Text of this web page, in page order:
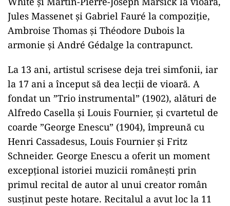
Jules Massenet şi Gabriel Fauré la compoziţie,
Ambroise Thomas şi Théodore Dubois la
armonie şi André Gédalge la contrapunct.
La 13 ani, artistul scrisese deja trei simfonii, iar
la 17 ani a început să dea lecţii de vioară. A
fondat un ”Trio instrumental” (1902), alături de
Alfredo Casella şi Louis Fournier, şi cvartetul de
coarde ”George Enescu” (1904), împreună cu
Henri Cassadesus, Louis Fournier şi Fritz
Schneider. George Enescu a oferit un moment
excepţional istoriei muzicii româneşti prin
primul recital de autor al unui creator român
susţinut peste hotare. Recitalul a avut loc la 11